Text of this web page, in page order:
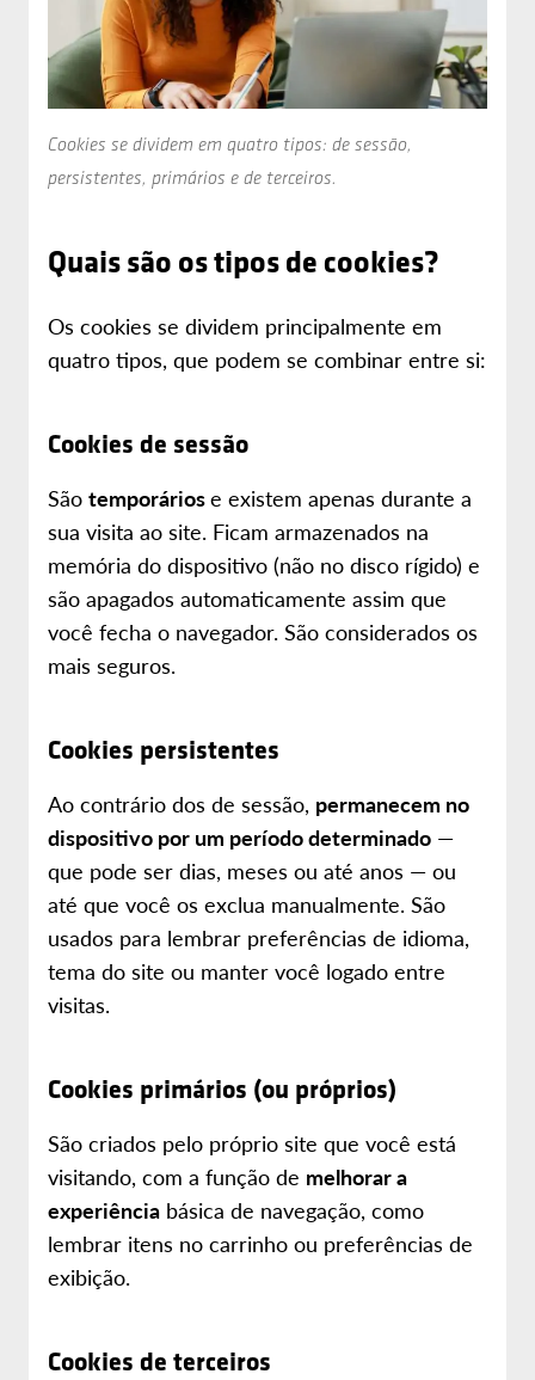
Cookies se dividem em quatro tipos: de sessão,
persistentes, primários e de terceiros.
Quais são os tipos de cookies?
Os cookies se dividem principalmente em
quatro tipos, que podem se combinar entre si:
Cookies de sessão
São temporáriose existem apenas durante a
sua visita ao site. Ficam armazenados na
memória do dispositivo (não no disco rígido) e
são apagados automaticamente assim que
você fecha o navegador. São considerados os
mais seguros.
Cookies persistentes
Ao contrário dos de sessão, permanecem no
dispositivo por um período determinado —
que pode ser dias, meses ou até anos — ou
até que você os exclua manualmente. São
usados para lembrar preferências de idioma,
tema do site ou manter você logado entre
visitas.
Cookies primários (ou próprios)
São criados pelo próprio site que você está
visitando, com a função de melhorar a
experiência básica de navegação, como
lembrar itens no carrinho ou preferências de
exibição.
Cookies de terceiros